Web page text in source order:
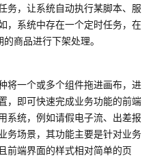
务，让系统自动执行某脚本、服
，系统中存在一个定时任务，在
商品进行下架处理。
将一个或多个组件拖进画布，进
，即可快速完成业务功能的前端
系统，例如请假电子流、出差报
务场景，其功能主要是针对业务
前端界面的样式相对简单的页